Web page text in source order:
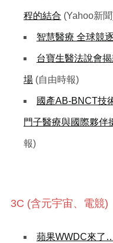
程的結合 (Yahoo新
智慧醫療 全球競
台寶生醫法說會
場 (自由時報)
國產AB-BNCT技
門子醫療與國際夥伴
報)
3C (含元宇宙、電競)
蘋果WWDC來了